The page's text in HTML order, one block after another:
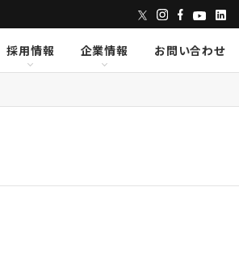
Lumens
Lumens
採用情報
企業情報
お問い合わせ